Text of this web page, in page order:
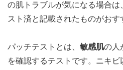
の肌トラブルが気になる場合
スト済と記載されたものがおす
パッチテストとは、 敏感肌の人
を確認するテストです。ニキビ